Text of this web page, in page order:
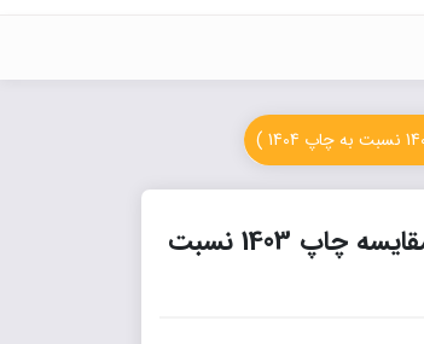
بررسی کامل تغییرات دروس عمومی یازدهم برای امتحان نهایی ( مقایسه چاپ 1403 نسبت